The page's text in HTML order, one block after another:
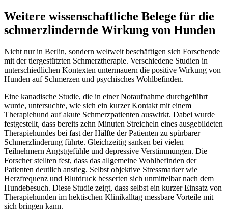
Weitere wissenschaftliche Belege für die
schmerzlindernde Wirkung von Hunden
Nicht nur in Berlin, sondern weltweit beschäftigen sich Forschende
mit der tiergestützten Schmerztherapie. Verschiedene Studien in
unterschiedlichen Kontexten untermauern die positive Wirkung von
Hunden auf Schmerzen und psychisches Wohlbefinden.
Eine kanadische Studie, die in einer Notaufnahme durchgeführt
wurde, untersuchte, wie sich ein kurzer Kontakt mit einem
Therapiehund auf akute Schmerzpatienten auswirkt. Dabei wurde
festgestellt, dass bereits zehn Minuten Streicheln eines ausgebildeten
Therapiehundes bei fast der Hälfte der Patienten zu spürbarer
Schmerzlinderung führte. Gleichzeitig sanken bei vielen
Teilnehmern Angstgefühle und depressive Verstimmungen. Die
Forscher stellten fest, dass das allgemeine Wohlbefinden der
Patienten deutlich anstieg. Selbst objektive Stressmarker wie
Herzfrequenz und Blutdruck besserten sich unmittelbar nach dem
Hundebesuch. Diese Studie zeigt, dass selbst ein kurzer Einsatz von
Therapiehunden im hektischen Klinikalltag messbare Vorteile mit
sich bringen kann.